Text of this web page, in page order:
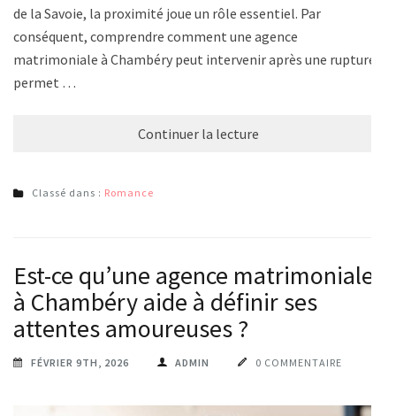
de la Savoie, la proximité joue un rôle essentiel. Par
conséquent, comprendre comment une agence
matrimoniale à Chambéry peut intervenir après une rupture
permet …
Continuer la lecture
Classé dans : Romance
Est-ce qu’une agence matrimoniale
à Chambéry aide à définir ses
attentes amoureuses ?
FÉVRIER 9TH, 2026 ADMIN 0 COMMENTAIRE